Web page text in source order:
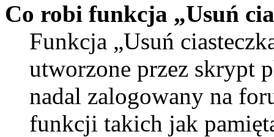
Co robi funkcja „Usuń
Funkcja „Usuń
utworzone przez skrypt
nadal zalogowany na
funkcji takich jak